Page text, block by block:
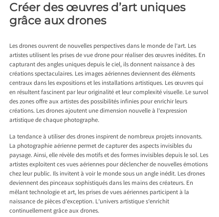
Créer des œuvres d’art uniques
grâce aux drones
Les drones ouvrent de nouvelles perspectives dans le monde de l’art. Les
artistes utilisent les prises de vue drone pour réaliser des œuvres inédites. En
capturant des angles uniques depuis le ciel, ils donnent naissance à des
créations spectaculaires. Les images aériennes deviennent des éléments
centraux dans les expositions et les installations artistiques. Les œuvres qui
en résultent fascinent par leur originalité et leur complexité visuelle. Le survol
des zones offre aux artistes des possibilités infinies pour enrichir leurs
créations. Les drones ajoutent une dimension nouvelle à l’expression
artistique de chaque photographe.
La tendance à utiliser des drones inspirent de nombreux projets innovants.
La photographie aérienne permet de capturer des aspects invisibles du
paysage. Ainsi, elle révèle des motifs et des formes invisibles depuis le sol. Les
artistes exploitent ces vues aériennes pour déclencher de nouvelles émotions
chez leur public. Ils invitent à voir le monde sous un angle inédit. Les drones
deviennent des pinceaux sophistiqués dans les mains des créateurs. En
mêlant technologie et art, les prises de vues aériennes participent à la
naissance de pièces d’exception. L’univers artistique s’enrichit
continuellement grâce aux drones.